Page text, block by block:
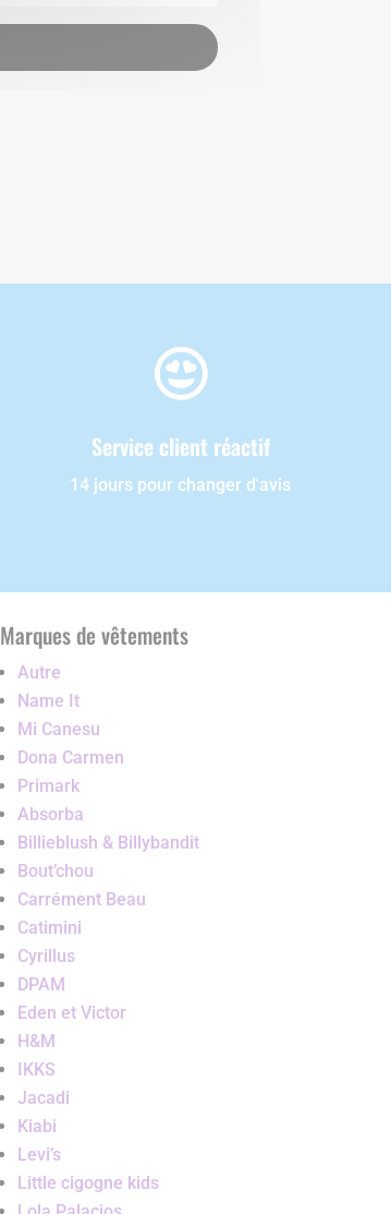

Service client réactif
14 jours pour changer d'avis
Marques de vêtements
Autre
Name It
Mi Canesu
Dona Carmen
Primark
Absorba
Billieblush & Billybandit
Bout’chou
Carrément Beau
Catimini
Cyrillus
DPAM
Eden et Victor
H&M
IKKS
Jacadi
Kiabi
Levi’s
Little cigogne kids